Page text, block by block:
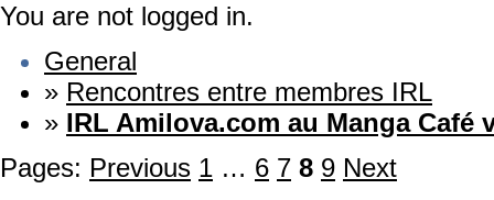
You are not logged in.
General
» Rencontres entre membres IRL
» IRL Amilova.com au Manga Café
Pages: Previous 1 … 6 7 8 9 Next